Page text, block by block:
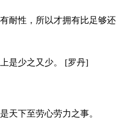
耐性，所以才拥有比足够还
是少之又少。 [罗丹]
天下至劳心劳力之事。